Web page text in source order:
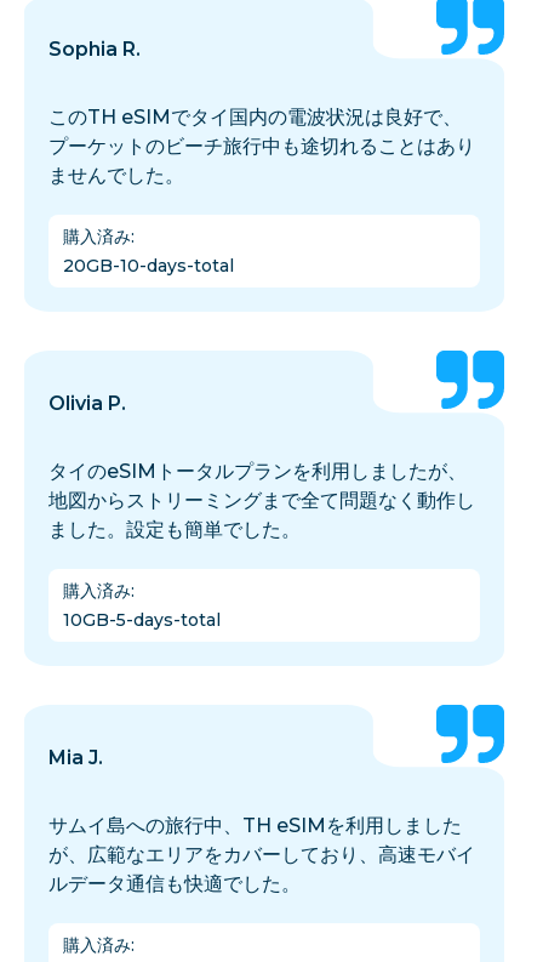
Sophia R.
このTH eSIMでタイ国内の電波状況は良好で、
プーケットのビーチ旅行中も途切れることはあり
ませんでした。
購入済み:
20GB-10-days-total
Olivia P.
タイのeSIMトータルプランを利用しましたが、
地図からストリーミングまで全て問題なく動作し
ました。設定も簡単でした。
購入済み:
10GB-5-days-total
Mia J.
サムイ島への旅行中、TH eSIMを利用しました
が、広範なエリアをカバーしており、高速モバイ
ルデータ通信も快適でした。
購入済み: